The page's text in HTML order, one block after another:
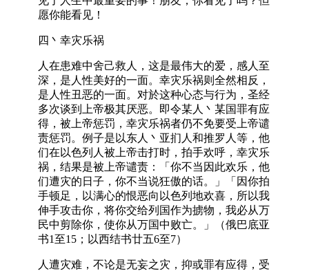
愿你能看见！
四丶幸灾乐祸
人在患难中舍己救人，这是最伟大的爱，感人至
深，是人性美好的一面。幸灾乐祸则全然相反，
是人性丑恶的一面。对於这种心态与行为，圣经
多次谈到上帝极其厌恶。即令某人丶某国罪有应
得，被上帝惩罚，幸灾乐祸者仍不免要受上帝谴
责惩罚。例子是以东人丶亚扪人和推罗人等，他
们在以色列人被上帝击打时，拍手欢呼，幸灾乐
祸，结果是被上帝谴责：「你不当因此欢乐，他
们遭灾的日子，你不当说狂傲的话。」「因你拍
手顿足，以满心的恨恶向以色列地欢喜，所以我
伸手攻击你，将你交给列国作为掳物，我必从万
民中剪除你，使你从万国中败亡。」（俄巴底亚
书1至15；以西结书廿五6至7）
人遭灾难，不论是无妄之灾，抑或罪有应得，受